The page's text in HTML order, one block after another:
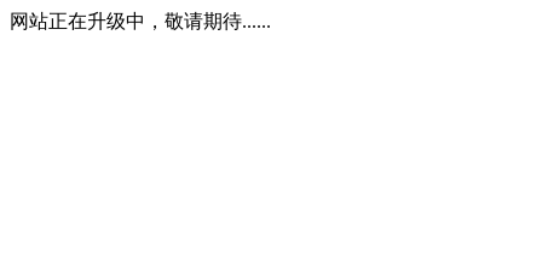
网站正在升级中，敬请期待......